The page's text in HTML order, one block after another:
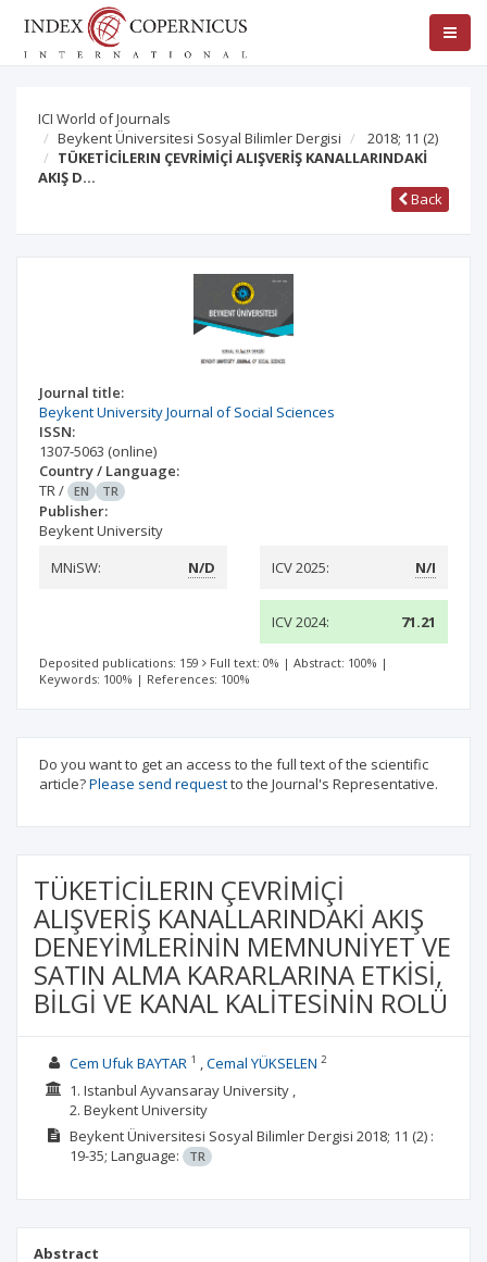
ICI World of Journals
Beykent Üniversitesi Sosyal Bilimler Dergisi
2018; 11 (2)
TÜKETİCİLERIN ÇEVRİMİÇİ ALIŞVERİŞ KANALLARINDAKİ
AKIŞ D…
Back
Journal title:
Beykent University Journal of Social Sciences
ISSN:
1307-5063 (online)
Country / Language:
TR/ EN TR
Publisher:
Beykent University
MNiSW:
N/D ICV 2025: N/I
ICV 2024: 71.21
Deposited publications: 159 Full text: 0% | Abstract: 100% |
Keywords: 100% | References: 100%
Do you want to get an access to the full text of the scientific
article?Please send requestto the Journal's Representative.
TÜKETİCİLERIN ÇEVRİMİÇİ
ALIŞVERİŞ KANALLARINDAKİ AKIŞ
DENEYİMLERİNİN MEMNUNİYET VE
SATIN ALMA KARARLARINA ETKİSİ,
BİLGİ VE KANAL KALİTESİNİN ROLÜ
Cem Ufuk BAYTAR 1 Cemal YÜKSELEN 2
1. Istanbul Ayvansaray University ,
2. Beykent University
Beykent Üniversitesi Sosyal Bilimler Dergisi 2018; 11 (2) :
19-35; Language: TR
Abstract